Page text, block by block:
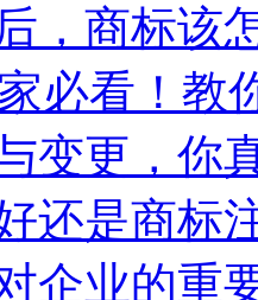
，商标该
必看！教
变更，你
还是商标
企业的重